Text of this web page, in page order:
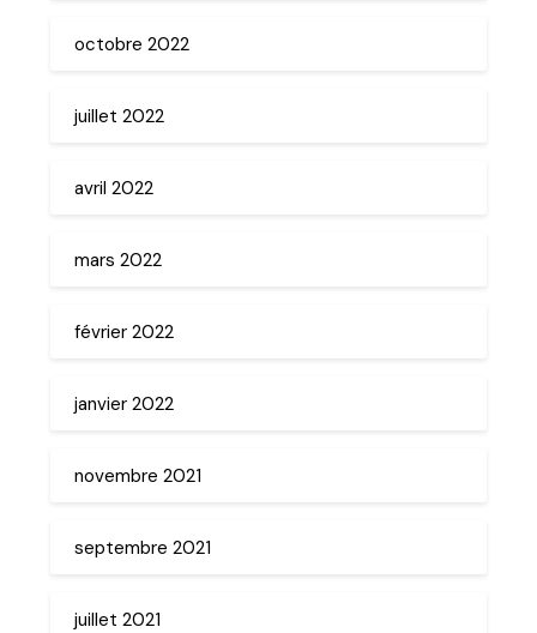
octobre 2022
juillet 2022
avril 2022
mars 2022
février 2022
janvier 2022
novembre 2021
septembre 2021
juillet 2021